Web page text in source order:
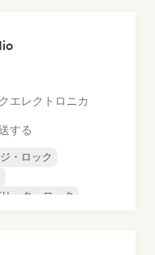
エレクトロニカ
する
・ロック
ック・ロック